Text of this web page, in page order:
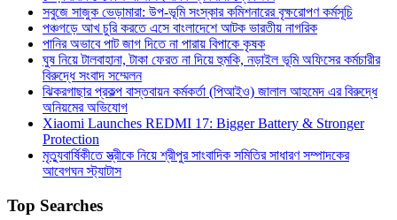
সবুজে সাজুক ভেড়ামারা: উপ-ভূমি সংস্কার কমিশনারের বৃক্ষরোপণ কর্মসূচি
পঞ্চগড়ে আখ চুরি করতে এসে বাংলাদেশে আটক ভারতীয় নাগরিক
পা‌নির অভাবে পাট জাগ দিতে না পারায় বিপাকে কৃষক
ঘুষ নিয়ে টালবাহানা, টাকা ফেরত না দিয়ে হুমকি, নড়াইল ভূমি অফিসের কর্মচারীর
বিরুদ্ধে সংবাদ সম্মেলন
ঝিকরগাছার প্রকল্প বাস্তবায়ন কর্মকর্তা (পিআইও) জালাল আহমেদ এর বিরুদ্ধে
অনিয়মের অভিযোগ
Xiaomi Launches REDMI 17: Bigger Battery & Stronger
Protection
মৃত্যুবার্ষিকীতে স্ত্রীকে নিয়ে শ্রীপুর সাংবাদিক সমিতির সাধারণ সম্পাদকের
আবেগঘন স্ট্যাটাস
Top Searches